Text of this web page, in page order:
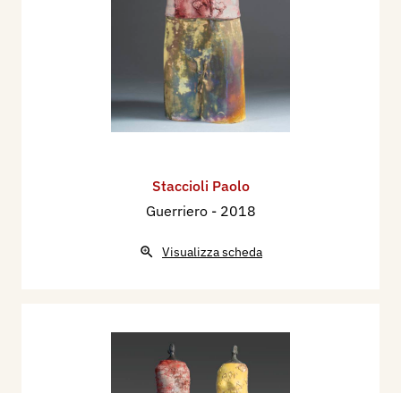
Staccioli Paolo
Guerriero - 2018
Visualizza scheda